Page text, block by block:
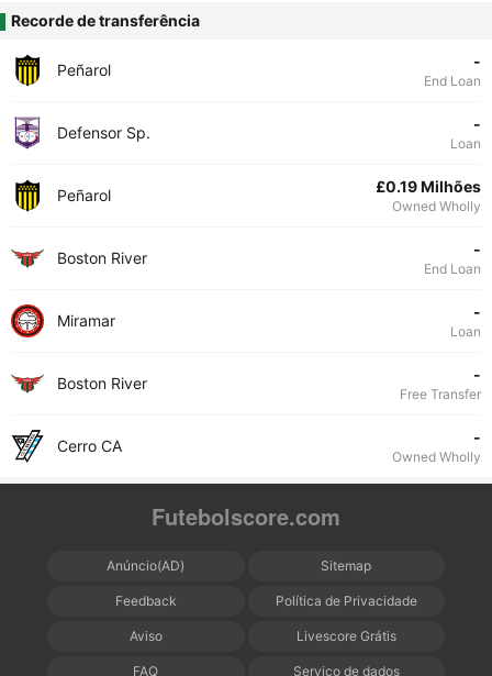
Recorde de transferência
Peñarol -
End Loan
Defensor Sp. -
Loan
Peñarol £0.19 Milhões
Owned Wholly
Boston River -
End Loan
Miramar -
Loan
Boston River -
Free Transfer
Cerro CA -
Owned Wholly
Futebolscore.com
Anúncio(AD) Sitemap
Feedback Política de Privacidade
Aviso Livescore Grátis
FAQ Serviço de dados